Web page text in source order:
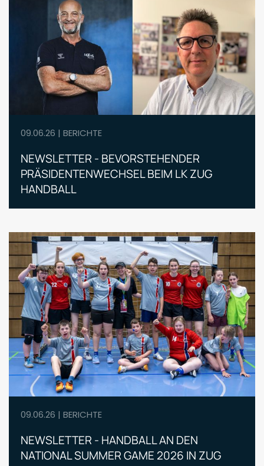
09.06.26 | BERICHTE
NEWSLETTER - BEVORSTEHENDER
PRÄSIDENTENWECHSEL BEIM LK ZUG
HANDBALL
09.06.26 | BERICHTE
NEWSLETTER - HANDBALL AN DEN
NATIONAL SUMMER GAME 2026 IN ZUG